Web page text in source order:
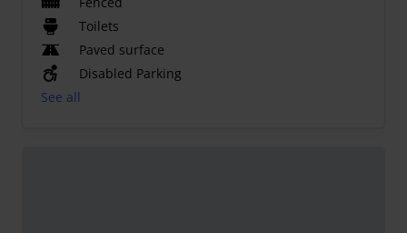
Toilets
Paved surface
Disabled Parking
See all